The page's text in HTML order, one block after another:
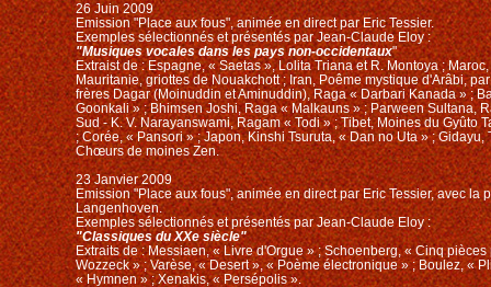
26 Juin 2009
Emission "Place aux fous", animée en direct par Eric Tessier.
Exemples sélectionnés et présentés par Jean-Claude Eloy :
"Musiques vocales dans les pays non-occidentaux"
Extraist de : Espagne, « Saetas », Lolita Triana et R. Montoya ;
Mauritanie, griottes de Nouakchott ; Iran, Poême mystique d'Arâbi,
frères Dagar (Moinuddin et Aminuddin), Raga « Darbari Kanada » ;
Goonkali » ; Bhimsen Joshi, Raga « Malkauns » ; Parween Sultana,
Sud - K. V. Narayanswami, Ragam « Todi » ; Tibet, Moines du Gyûto
; Corée, « Pansori » ; Japon, Kinshi Tsuruta, « Dan no Uta » ; Gidayu,
Chœurs de moines Zen.
23 Janvier 2009
Emission "Place aux fous", animée en direct par Eric Tessier, avec la
Langenhoven.
Exemples sélectionnés et présentés par Jean-Claude Eloy :
"Classiques du XXe siècle"
Extraits de : Messiaen, « Livre d'Orgue » ; Schoenberg, « Cinq
Wozzeck » ; Varèse, « Desert », « Poème électronique » ; Boulez, «
« Hymnen » ; Xenakis, « Persépolis ».